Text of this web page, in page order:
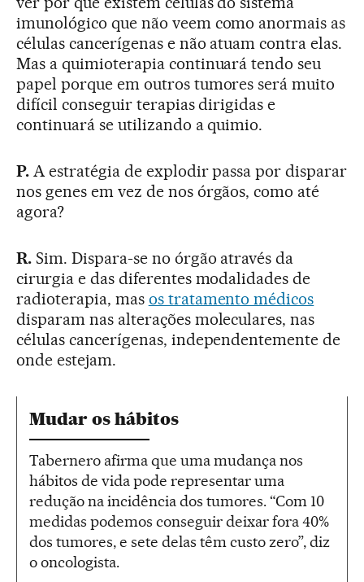
imunológico que não veem como anormais as
células cancerígenas e não atuam contra elas.
Mas a quimioterapia continuará tendo seu
papel porque em outros tumores será muito
difícil conseguir terapias dirigidas e
continuará se utilizando a quimio.
P.A estratégia de explodir passa por disparar
nos genes em vez de nos órgãos, como até
agora?
R.Sim. Dispara-se no órgão através da
cirurgia e das diferentes modalidades de
radioterapia, mas os tratamento médicos
disparam nas alterações moleculares, nas
células cancerígenas, independentemente de
onde estejam.
Mudar os hábitos
Tabernero afirma que uma mudança nos
hábitos de vida pode representar uma
redução na incidência dos tumores. “Com 10
medidas podemos conseguir deixar fora 40%
dos tumores, e sete delas têm custo zero”, diz
o oncologista.